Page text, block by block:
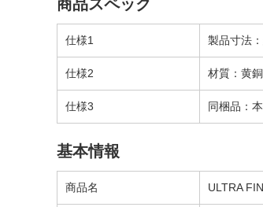
商品スペック
仕様1 製品寸法
仕様2 材質：黄
仕様3 同梱品：
基本情報
商品名 ULTRA